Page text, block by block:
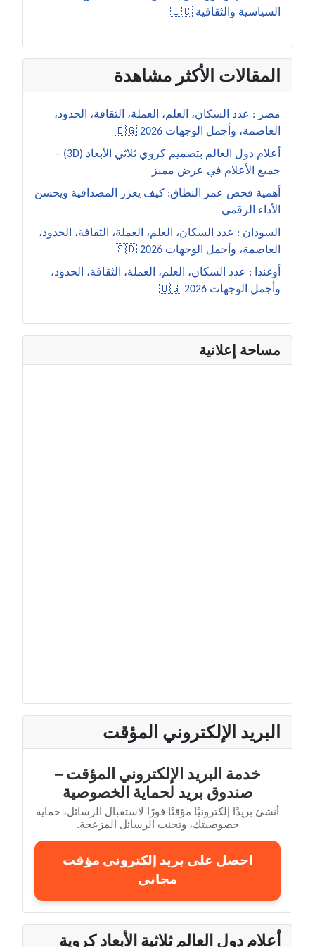
السياسية والثقافية 🇪🇨
المقالات الأكثر مشاهدة
مصر : عدد السكان، العلم، العملة، الثقافة، الحدود،
العاصمة، وأجمل الوجهات 2026 🇪🇬
أعلام دول العالم بتصميم كروي ثلاثي الأبعاد (3D) –
جميع الأعلام في عرض مميز
أهمية فحص عمر النطاق: كيف يعزز المصداقية ويحسن
الأداء الرقمي
السودان : عدد السكان، العلم، العملة، الثقافة، الحدود،
العاصمة، وأجمل الوجهات 2026 🇸🇩
أوغندا : عدد السكان، العلم، العملة، الثقافة، الحدود،
وأجمل الوجهات 2026 🇺🇬
مساحة إعلانية
البريد الإلكتروني المؤقت
خدمة البريد الإلكتروني المؤقت –
صندوق بريد لحماية الخصوصية
أنشئ بريدًا إلكترونيًا مؤقتًا فورًا لاستقبال الرسائل، حماية
خصوصيتك، وتجنب الرسائل المزعجة.
احصل على بريد إلكتروني مؤقت
مجاني
أعلام دول العالم ثلاثية الأبعاد كروية